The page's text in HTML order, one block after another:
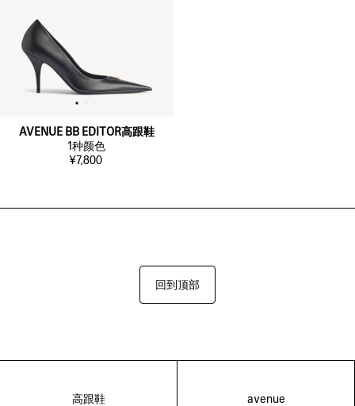
AVENUE BB EDITOR高跟鞋
1种颜色
¥7,800
回到顶部
高跟鞋 avenue